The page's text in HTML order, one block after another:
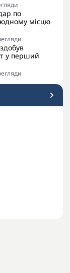
по
місцю
у перший